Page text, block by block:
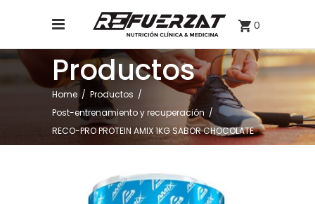
0
Productos
Home / Productos /
Post-entrenamiento y recuperación /
RECO-PRO PROTEIN AMIX 1KG SABOR CHOCOLATE